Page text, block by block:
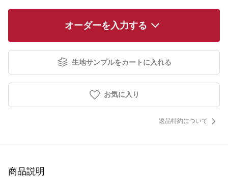
オーダーを入力する
生地サンプルをカートに入れる
お気に入り
返品特約について
商品説明